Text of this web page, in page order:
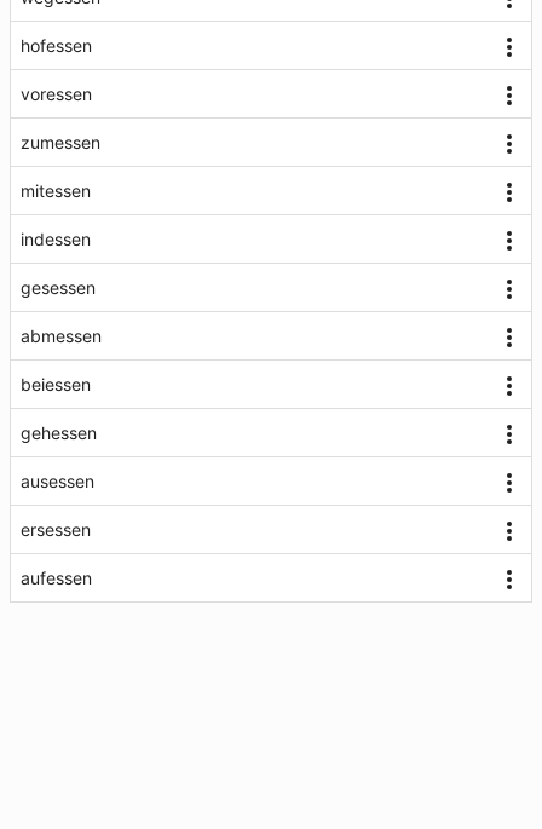
hofessen
voressen
zumessen
mitessen
indessen
gesessen
abmessen
beiessen
gehessen
ausessen
ersessen
aufessen